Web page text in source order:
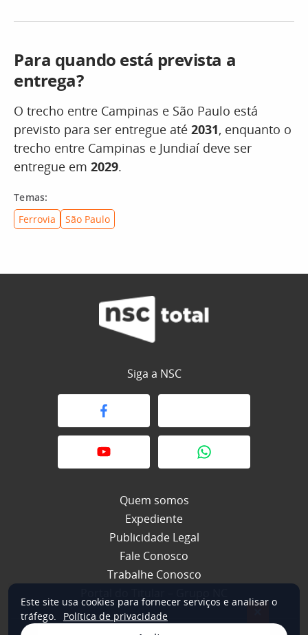
Para quando está prevista a
entrega?
O trecho entre Campinas e São Paulo está
previsto para ser entregue até 2031, enquanto o
trecho entre Campinas e Jundiaí deve ser
entregue em 2029.
Temas:
Ferrovia
São Paulo
Siga a NSC
Quem somos
Expediente
Publicidade Legal
Fale Conosco
Trabalhe Conosco
Este site usa cookies para fornecer serviços e analisar o
tráfego.
Política de privacidade